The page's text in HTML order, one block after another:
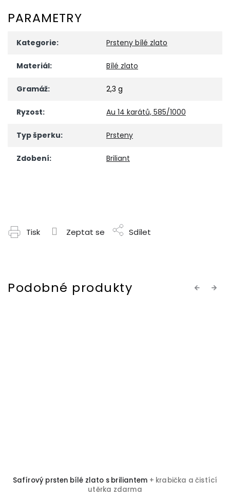
PARAMETRY
Kategorie: Prsteny bílé zlato
Materiál: Bílé zlato
Gramáž: 2,3 g
Ryzost: Au 14 karátů, 585/1000
Typ šperku: Prsteny
Zdobení: Briliant
Tisk Zeptat se Sdílet
Previous
Safírový prsten bílé zlato s briliantem + krabička a čistící
utěrka zdarma
Next